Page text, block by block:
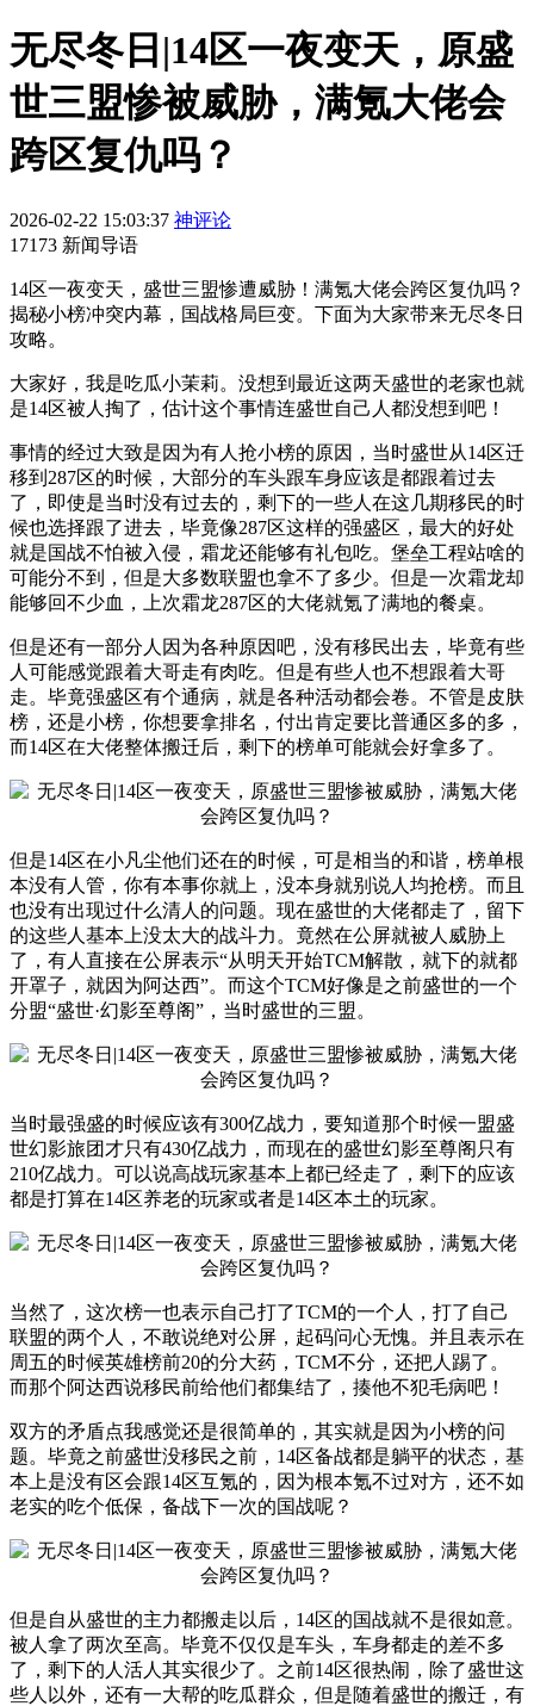
无尽冬日|14区一夜变天，原盛
世三盟惨被威胁，满氪大佬会
跨区复仇吗？
2026-02-22 15:03:37 神评论
17173 新闻导语
14区一夜变天，盛世三盟惨遭威胁！满氪大佬会跨区复仇吗？
揭秘小榜冲突内幕，国战格局巨变。下面为大家带来无尽冬日
攻略。
大家好，我是吃瓜小茉莉。没想到最近这两天盛世的老家也就
是14区被人掏了，估计这个事情连盛世自己人都没想到吧！
事情的经过大致是因为有人抢小榜的原因，当时盛世从14区迁
移到287区的时候，大部分的车头跟车身应该是都跟着过去
了，即使是当时没有过去的，剩下的一些人在这几期移民的时
候也选择跟了进去，毕竟像287区这样的强盛区，最大的好处
就是国战不怕被入侵，霜龙还能够有礼包吃。堡垒工程站啥的
可能分不到，但是大多数联盟也拿不了多少。但是一次霜龙却
能够回不少血，上次霜龙287区的大佬就氪了满地的餐桌。
但是还有一部分人因为各种原因吧，没有移民出去，毕竟有些
人可能感觉跟着大哥走有肉吃。但是有些人也不想跟着大哥
走。毕竟强盛区有个通病，就是各种活动都会卷。不管是皮肤
榜，还是小榜，你想要拿排名，付出肯定要比普通区多的多，
而14区在大佬整体搬迁后，剩下的榜单可能就会好拿多了。
但是14区在小凡尘他们还在的时候，可是相当的和谐，榜单根
本没有人管，你有本事你就上，没本身就别说人均抢榜。而且
也没有出现过什么清人的问题。现在盛世的大佬都走了，留下
的这些人基本上没太大的战斗力。竟然在公屏就被人威胁上
了，有人直接在公屏表示“从明天开始TCM解散，就下的就都
开罩子，就因为阿达西”。而这个TCM好像是之前盛世的一个
分盟“盛世·幻影至尊阁”，当时盛世的三盟。
当时最强盛的时候应该有300亿战力，要知道那个时候一盟盛
世幻影旅团才只有430亿战力，而现在的盛世幻影至尊阁只有
210亿战力。可以说高战玩家基本上都已经走了，剩下的应该
都是打算在14区养老的玩家或者是14区本土的玩家。
当然了，这次榜一也表示自己打了TCM的一个人，打了自己
联盟的两个人，不敢说绝对公屏，起码问心无愧。并且表示在
周五的时候英雄榜前20的分大药，TCM不分，还把人踢了。
而那个阿达西说移民前给他们都集结了，揍他不犯毛病吧！
双方的矛盾点我感觉还是很简单的，其实就是因为小榜的问
题。毕竟之前盛世没移民之前，14区备战都是躺平的状态，基
本上是没有区会跟14区互氪的，因为根本氪不过对方，还不如
老实的吃个低保，备战下一次的国战呢？
但是自从盛世的主力都搬走以后，14区的国战就不是很如意。
被人拿了两次至高。毕竟不仅仅是车头，车身都走的差不多
了，剩下的人活人其实很少了。之前14区很热闹，除了盛世这
些人以外，还有一大帮的吃瓜群众，但是随着盛世的搬迁，有